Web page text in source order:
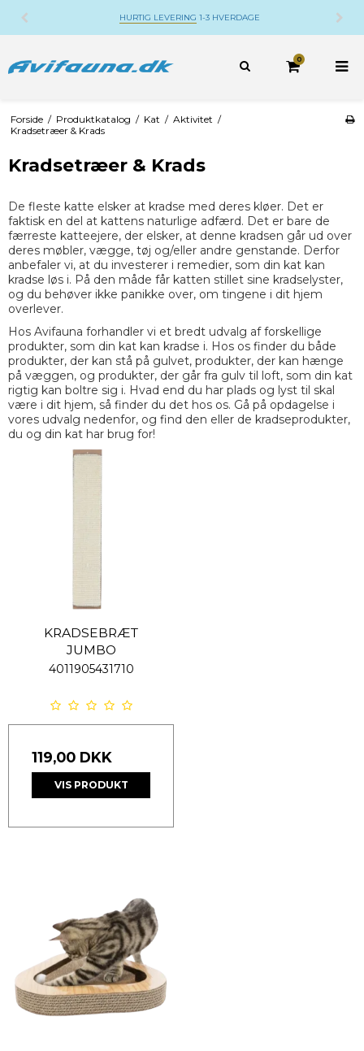
HURTIG LEVERING 1-3 HVERDAGE
0
Forside / Produktkatalog / Kat / Aktivitet /
Kradsetræer & Krads
Kradsetræer & Krads
De fleste katte elsker at kradse med deres kløer. Det er
faktisk en del at kattens naturlige adfærd. Det er bare de
færreste katteejere, der elsker, at denne kradsen går ud over
deres møbler, vægge, tøj og/eller andre genstande. Derfor
anbefaler vi, at du investerer i remedier, som din kat kan
kradse løs i. På den måde får katten stillet sine kradselyster,
og du behøver ikke panikke over, om tingene i dit hjem
overlever.
Hos Avifauna forhandler vi et bredt udvalg af forskellige
produkter, som din kat kan kradse i. Hos os finder du både
produkter, der kan stå på gulvet, produkter, der kan hænge
på væggen, og produkter, der går fra gulv til loft, som din kat
rigtig kan boltre sig i. Hvad end du har plads og lyst til skal
være i dit hjem, så finder du det hos os. Gå på opdagelse i
vores udvalg nedenfor, og find den eller de kradseprodukter,
du og din kat har brug for!
KRADSEBRÆT
JUMBO
4011905431710
119,00 DKK
VIS PRODUKT